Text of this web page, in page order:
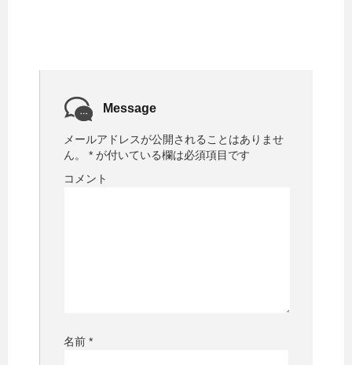
Message
メールアドレスが公開されることはありませ
ん。
* が付いている欄は必須項目です
コメント
名前 *